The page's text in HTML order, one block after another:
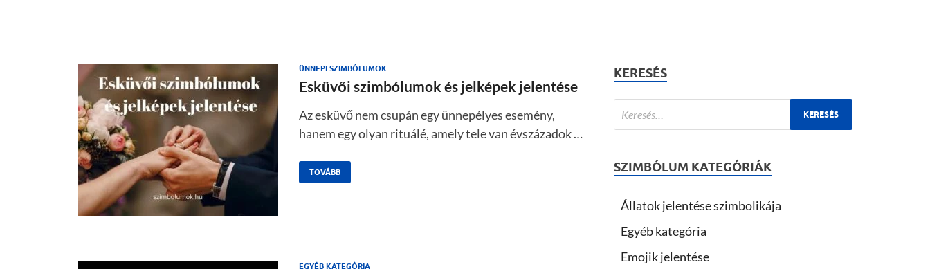
ÜNNEPI SZIMBÓLUMOK
Esküvői szimbólumok és jelképek jelentése
Az esküvő nem csupán egy ünnepélyes esemény,
hanem egy olyan rituálé, amely tele van évszázadok …
TOVÁBB
EGYÉB KATEGÓRIA
KERESÉS
SZIMBÓLUM KATEGÓRIÁK
Állatok jelentése szimbolikája
Egyéb kategória
Emojik jelentése